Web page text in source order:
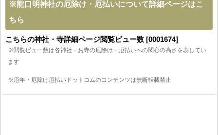
※龍口明神社の厄除け・厄払いについて詳細ページはこ
ちら
こちらの神社・寺詳細ページ閲覧ビュー数 [0001674]
※閲覧ビュー数は各神社・お寺の厄除け・厄払いへの関心の高さを表してい
ます
※厄年・厄除け厄払いドットコムのコンテンツは無断転載禁止